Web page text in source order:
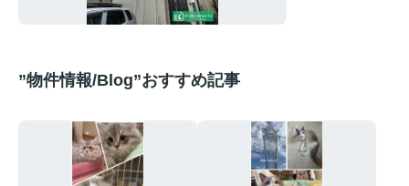
”物件情報/Blog”おすすめ記事